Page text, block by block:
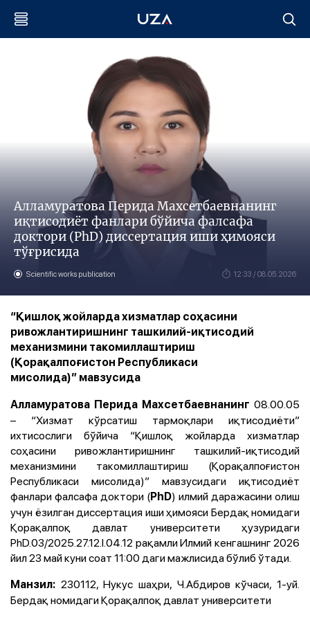
Алламуратова Перида Махсетбаевнанинг
иқтисодиёт фанлари бўйича фалсафа
доктори (PhD) диссертация иши ҳимояси
тўғрисида
Scientific works publication 12:33 / 08.05.2026
“Қишлоқ жойларда хизматлар соҳасини
ривожлантиришнинг ташкилий-иқтисодий
механизмини такомиллаштириш
(Қорақалпоғистон Республикаси
мисолида)” мавзусида
Алламуратова Перида Махсетбаевнанинг 08.00.05
– “Хизмат кўрсатиш тармоқлари иқтисодиёти”
ихтисослиги бўйича “Қишлоқ жойларда хизматлар
соҳасини ривожлантиришнинг ташкилий-иқтисодий
механизмини такомиллаштириш (Қорақалпоғистон
Республикаси мисолида)” мавзусидаги иқтисодиёт
фанлари фалсафа доктори (PhD) илмий даражасини олиш
учун ёзилган диссертация иши ҳимоясиБердақ номидаги
Қорақалпоқ давлат университети ҳузуридаги
PhD.03/2025.27.12.I.04.12 рақамли Илмий кенгашнинг 2026
йил 23 май куни соат 11:00 даги мажлисида бўлиб ўтади.
Манзил: 230112, Нукус шаҳри, Ч.Aбдиров кўчаси, 1-уй.
Бердақ номидаги Қорақалпоқ давлат университети